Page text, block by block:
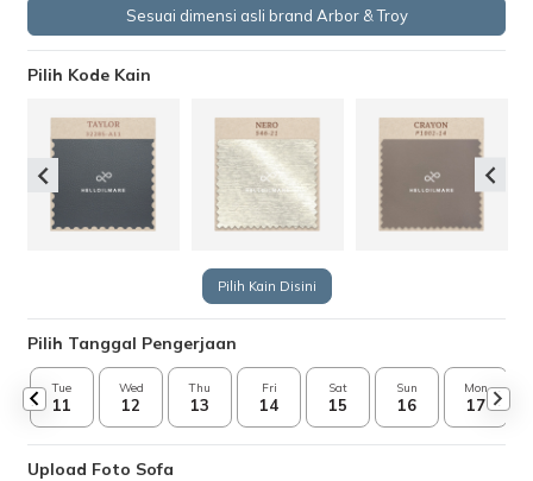
Sesuai dimensi asli brand Arbor & Troy
Pilih Kode Kain
Pilih Kain Disini
Pilih Tanggal Pengerjaan
Tue
11
Wed
12
Thu
13
Fri
14
Sat
15
Sun
16
Mon
17
Upload Foto Sofa